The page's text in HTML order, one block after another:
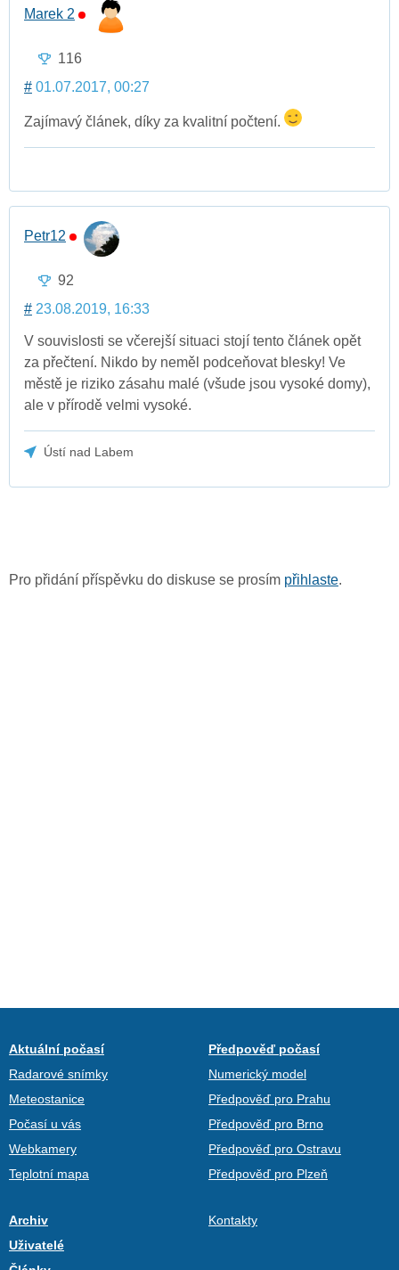
Marek 2
116
# 01.07.2017, 00:27
Zajímavý článek, díky za kvalitní počtení.
Petr12
92
# 23.08.2019, 16:33
V souvislosti se včerejší situaci stojí tento článek opět
za přečtení. Nikdo by neměl podceňovat blesky! Ve
městě je riziko zásahu malé (všude jsou vysoké domy),
ale v přírodě velmi vysoké.
Ústí nad Labem
Pro přidání příspěvku do diskuse se prosím přihlaste.
Aktuální počasí
Radarové snímky
Meteostanice
Počasí u vás
Webkamery
Teplotní mapa
Předpověď počasí
Numerický model
Předpověď pro Prahu
Předpověď pro Brno
Předpověď pro Ostravu
Předpověď pro Plzeň
Archiv
Uživatelé
Kontakty